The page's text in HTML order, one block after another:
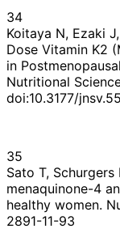
34
Koitaya N, Ezaki
Dose Vitamin K2
in
Nutritional
doi:10.3177/
35
Sato T,
menaquinone-4
healthy women.
2891-11-93